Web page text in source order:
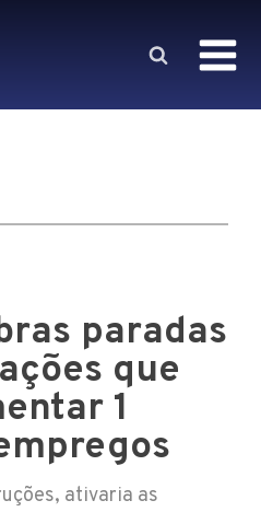
paradas
que
1
ativaria as